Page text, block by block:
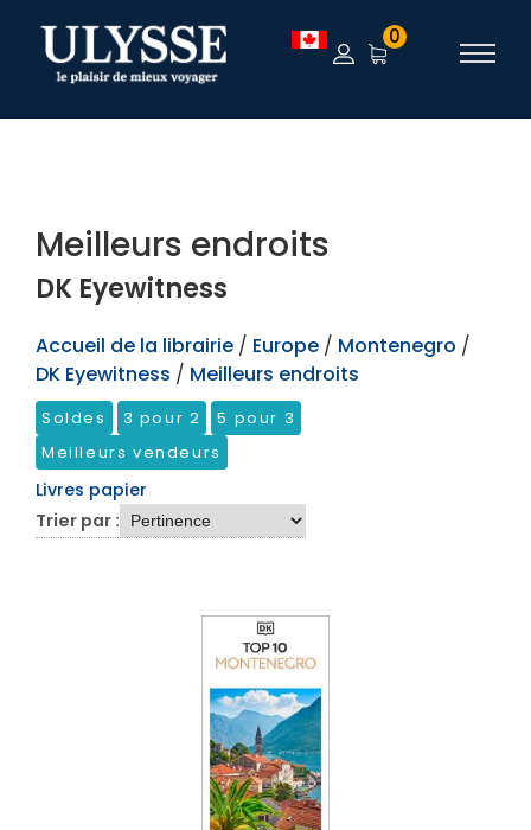
TEST 0
Meilleurs endroits
DK Eyewitness
Accueil de la librairie / Europe / Montenegro /
DK Eyewitness / Meilleurs endroits
Soldes 3 pour 2
5 pour 3
Meilleurs vendeurs
Livres papier
Trier par :